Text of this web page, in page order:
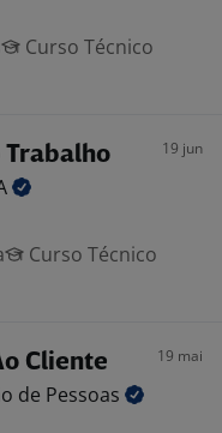
Curso Técnico
Trabalho 19 jun
Curso Técnico
Cliente 19 mai
de Pessoas